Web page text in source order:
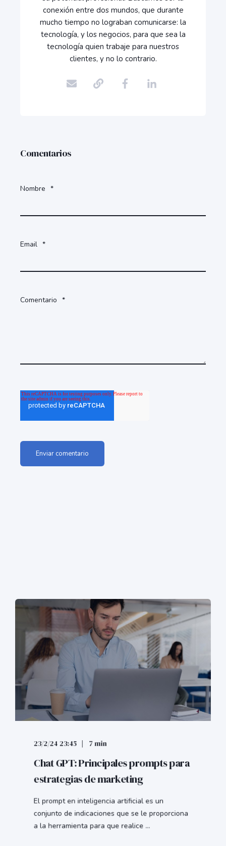
conexión entre dos mundos, que durante
mucho tiempo no lograban comunicarse: la
tecnología, y los negocios, para que sea la
tecnología quien trabaje para nuestros
clientes, y no lo contrario.
Comentarios
Nombre *
Email *
Comentario *
23/2/24 23:45 7 min
Chat GPT: Principales prompts para
estrategias de marketing
El prompt en inteligencia artificial es un
conjunto de indicaciones que se le proporciona
a la herramienta para que realice ...